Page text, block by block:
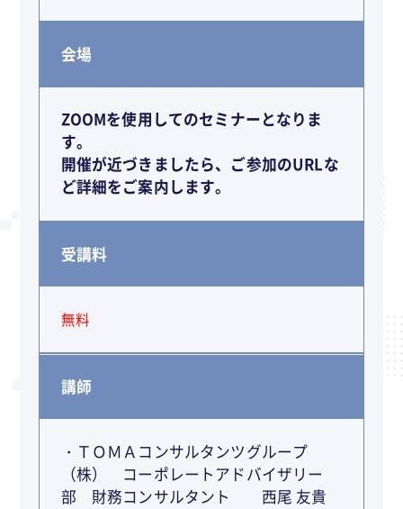
会場
ZOOMを使用してのセミナーとなりま
す。
開催が近づきましたら、ご参加のURLな
ど詳細をご案内します。
受講料
無料
講師
・ＴＯＭＡコンサルタンツグループ
（株） コーポレートアドバイザリー
部 財務コンサルタント 西尾 友貴